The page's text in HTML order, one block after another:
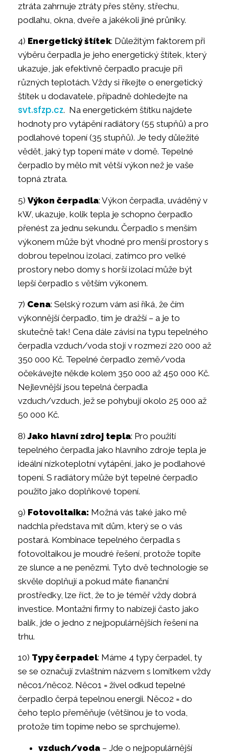
ztráta zahrnuje ztráty přes stěny, střechu,
podlahu, okna, dveře a jakékoli jiné průniky.
4) Energetický štítek: Důležitým faktorem při
výběru čerpadla je jeho energetický štítek, který
ukazuje, jak efektivně čerpadlo pracuje při
různých teplotách. Vždy si říkejte o energetický
štítek u dodavatele, případně dohledejte na
svt.sfzp.cz. Na energetickém štítku najdete
hodnoty pro vytápění radiátory (55 stupňů) a pro
podlahové topení (35 stupňů). Je tedy důležité
vědět, jaký typ topení máte v domě. Tepelné
čerpadlo by mělo mít větší výkon než je vaše
topná ztrata.
5) Výkon čerpadla: Výkon čerpadla, uváděný v
kW, ukazuje, kolik tepla je schopno čerpadlo
přenést za jednu sekundu. Čerpadlo s menším
výkonem může být vhodné pro menší prostory s
dobrou tepelnou izolací, zatímco pro velké
prostory nebo domy s horší izolací může být
lepší čerpadlo s větším výkonem.
7) Cena: Selský rozum vám asi říká, že čím
výkonnější čerpadlo, tím je dražší – a je to
skutečně tak! Cena dále závisí na typu tepelného
čerpadla vzduch/voda stojí v rozmezí 220 000 až
350 000 Kč. Tepelné čerpadlo země/voda
očekávejte někde kolem 350 000 až 450 000 Kč.
Nejlevnější jsou tepelná čerpadla
vzduch/vzduch, jež se pohybují okolo 25 000 až
50 000 Kč.
8) Jako hlavní zdroj tepla: Pro použití
tepelného čerpadla jako hlavního zdroje tepla je
ideální nízkoteplotní vytápění, jako je podlahové
topení. S radiátory může být tepelné čerpadlo
použito jako doplňkové topení.
9) Fotovoltaika: Možná vás také jako mě
nadchla představa mít dům, který se o vás
postará. Kombinace tepelného čerpadla s
fotovoltaikou je moudré řešení, protože topíte
ze slunce a ne penězmi. Tyto dvě technologie se
skvěle doplňují a pokud máte fiananční
prostředky, lze říct, že to je téměř vždy dobrá
investice. Montažní firmy to nabízejí často jako
balík, jde o jedno z nejpopulárnějších řešení na
trhu.
10) Typy čerpadel: Máme 4 typy čerpadel, ty
se se označují zvlaštním názvem s lomítkem vždy
něco1/něco2. Něco1 = živel odkud tepelné
čerpadlo čerpá tepelnou energii. Něco2 = do
čeho teplo přeměňuje (většinou je to voda,
protože tím topíme nebo se sprchujeme).
vzduch/voda – Jde o nejpopulárnější